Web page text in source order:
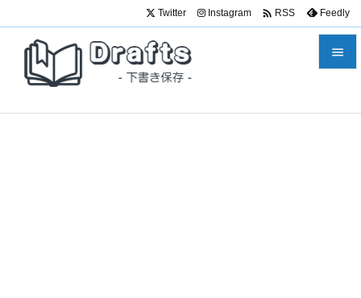

Twitter Instagram  RSS Feedly